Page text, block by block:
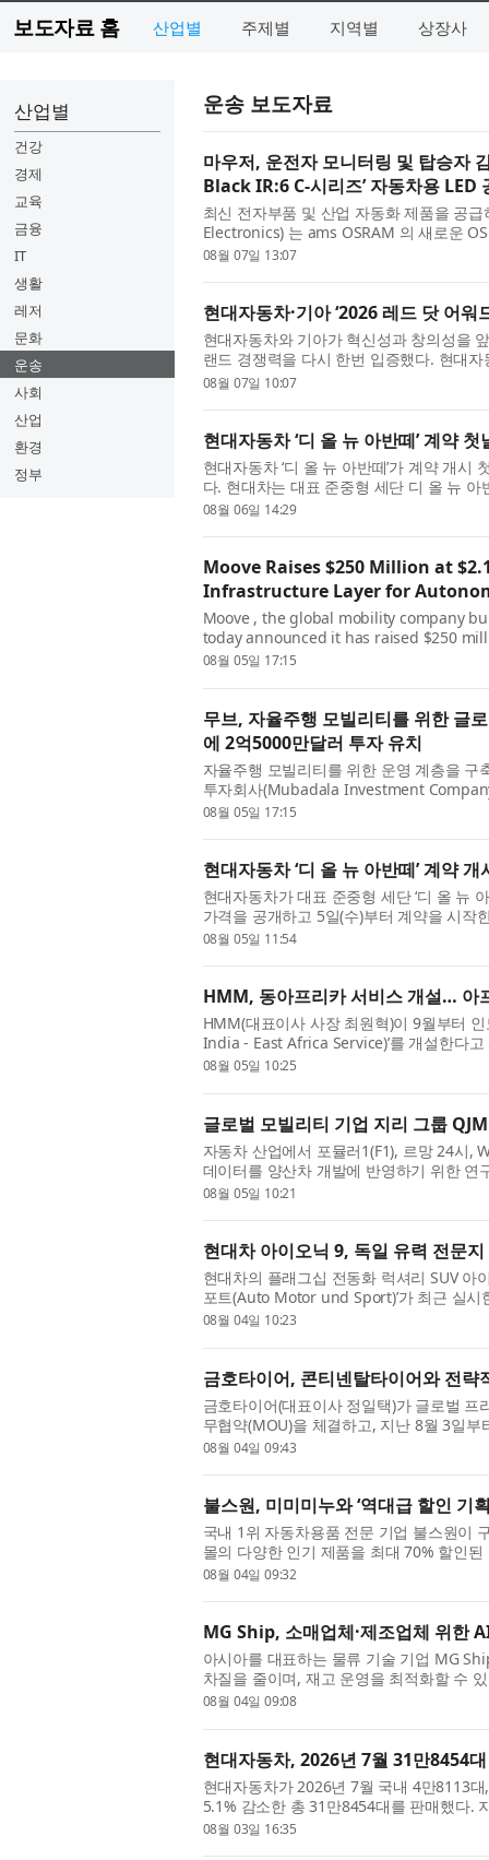
보도자료 홈 산업별 주제별 지역별 상장사
산업별
건강
경제
교육
금융
IT
생활
레저
문화
운송
사회
산업
환경
정부
운송 보도자료
마우저, 운전자 모니터링 및 탑승자
Black IR:6 C-시리즈’ 자동차용 LED
최신 전자부품 및 산업 자동화 제품을 공
Electronics) 는 ams OSRAM 의 새로운
OSLON Black IR:6 LED 는 운전자 및 탑
08월 07일 13:07
현대자동차·기아 ‘2026 레드 닷 어워
현대자동차와 기아가 혁신성과 창의성을
랜드 경쟁력을 다시 한번 입증했다. 현대
션 디자인 부문(Red Dot Design Award:
08월 07일 10:07
현대자동차 ‘디 올 뉴 아반떼’ 계약
현대자동차 ‘디 올 뉴 아반떼’가 계약 개
다. 현대차는 대표 준중형 세단 디 올 뉴
고 6일 밝혔다. 이는 2020년 4월 출시된 7
08월 06일 14:29
Moove Raises $250 Million at
Infrastructure Layer for
Moove , the global mobility company
today announced it has raised $250
round led by Mubadala Investment
08월 05일 17:15
무브, 자율주행 모빌리티를 위한 글
에 2억5000만달러 투자 유치
자율주행 모빌리티를 위한 운영 계층을
투자회사(Mubadala Investment
(Woven Capital)과 아이온 퍼시픽(Ion
08월 05일 17:15
현대자동차 ‘디 올 뉴 아반떼’ 계약 개
현대자동차가 대표 준중형 세단 ‘디 올 뉴
가격을 공개하고 5일(수)부터 계약을 시작
경 모델로, △정교한 선과 면을 중심으로
08월 05일 11:54
HMM, 동아프리카 서비스 개설… 아
HMM(대표이사 사장 최원혁)이 9월부터
India - East Africa Service)’를 개설한다
인 컨테이너 부문 ‘허브 앤 스포크(Hub &
08월 05일 10:25
글로벌 모빌리티 기업 지리 그룹
자동차 산업에서 포뮬러1(F1), 르망 24시,
데이터를 양산차 개발에 반영하기 위한 연
M, 아우디 등 글로벌 제조사들이 막대한
08월 05일 10:21
현대차 아이오닉 9, 독일 유력 전문
현대차의 플래그십 전동화 럭셔리 SUV 아
포트(Auto Motor und Sport)’가 최근 실시
전기 SUV 시장을 대표하는 모델 중 하나인
08월 04일 10:23
금호타이어, 콘티넨탈타이어와 전략
금호타이어(대표이사 정일택)가 글로벌
무협약(MOU)을 체결하고, 지난 8월 3일
매를 시작했다. 이번 협약식에는 금호타이
08월 04일 09:43
불스원, 미미미누와 ‘역대급 할인 기
국내 1위 자동차용품 전문 기업 불스원이
몰의 다양한 인기 제품을 최대 70% 할인
미누 세일)’를 오는 10일까지 진행한다. 이
08월 04일 09:32
MG Ship, 소매업체·제조업체 위한
아시아를 대표하는 물류 기술 기업 MG
차질을 줄이며, 재고 운영을 최적화할 수
폼을 출시했다고 밝혔다. 회사는 플랫폼
08월 04일 09:08
현대자동차, 2026년 7월 31만8454
현대자동차가 2026년 7월 국내 4만8113
5.1% 감소한 총 31만8454대를 판매했다.
며, 해외 판매는 3.2% 감소한 것으로 집계
08월 03일 16:35